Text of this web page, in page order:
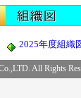
2025年度組織
All Rights